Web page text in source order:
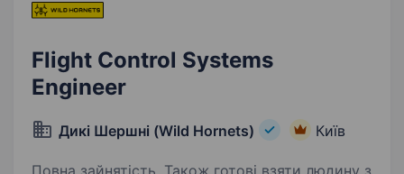
Flight Control Systems
Engineer
Дикі Шершні (Wild Hornets) Київ
Повна зайнятість. Також готові взяти людину з